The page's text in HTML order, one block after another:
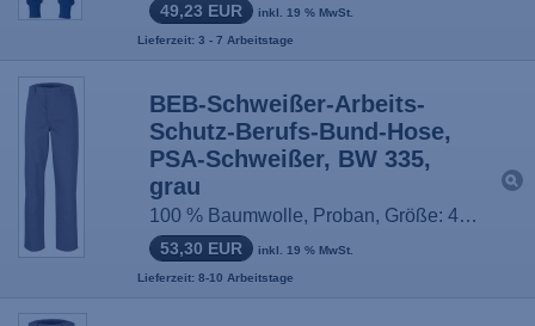
49,23 EUR inkl. 19 % MwSt.
Lieferzeit: 3 - 7 Arbeitstage
BEB-Schweißer-Arbeits-
Schutz-Berufs-Bund-Hose,
PSA-Schweißer, BW 335,
grau
100 % Baumwolle, Proban, Größe: 44-64 / 90-114
53,30 EUR inkl. 19 % MwSt.
Lieferzeit: 8-10 Arbeitstage